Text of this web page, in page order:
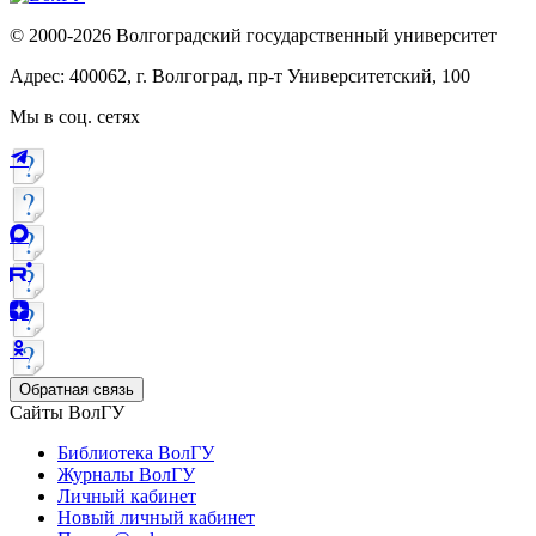
© 2000-2026 Волгоградский государственный университет
Адрес: 400062, г. Волгоград, пр-т Университетский, 100
Мы в соц. сетях
Обратная связь
Сайты ВолГУ
Библиотека ВолГУ
Журналы ВолГУ
Личный кабинет
Новый личный кабинет